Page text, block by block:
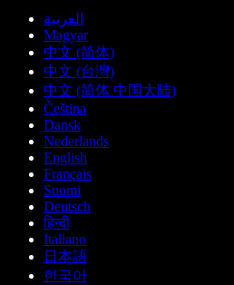
العربية
Magyar
中文 (简体)
中文 (台灣)
中文 (简体 中国大陆)
Čeština
Dansk
Nederlands
English
Français
Suomi
Deutsch
हिन्दी
Italiano
日本語
한국어